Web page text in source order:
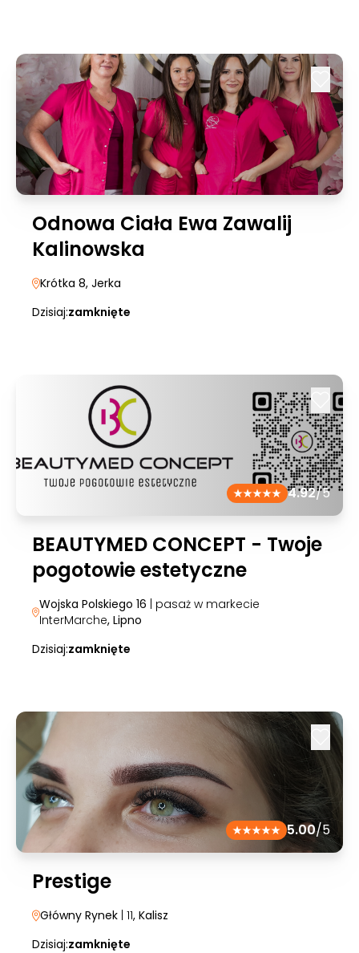
Odnowa Ciała Ewa Zawalij
Kalinowska
Krótka 8, Jerka
Dzisiaj:zamknięte
4.92/5
BEAUTYMED CONCEPT - Twoje
pogotowie estetyczne
Wojska Polskiego 16 | pasaż w markecie
InterMarche, Lipno
Dzisiaj:zamknięte
5.00/5
Prestige
Główny Rynek | 11, Kalisz
Dzisiaj:zamknięte